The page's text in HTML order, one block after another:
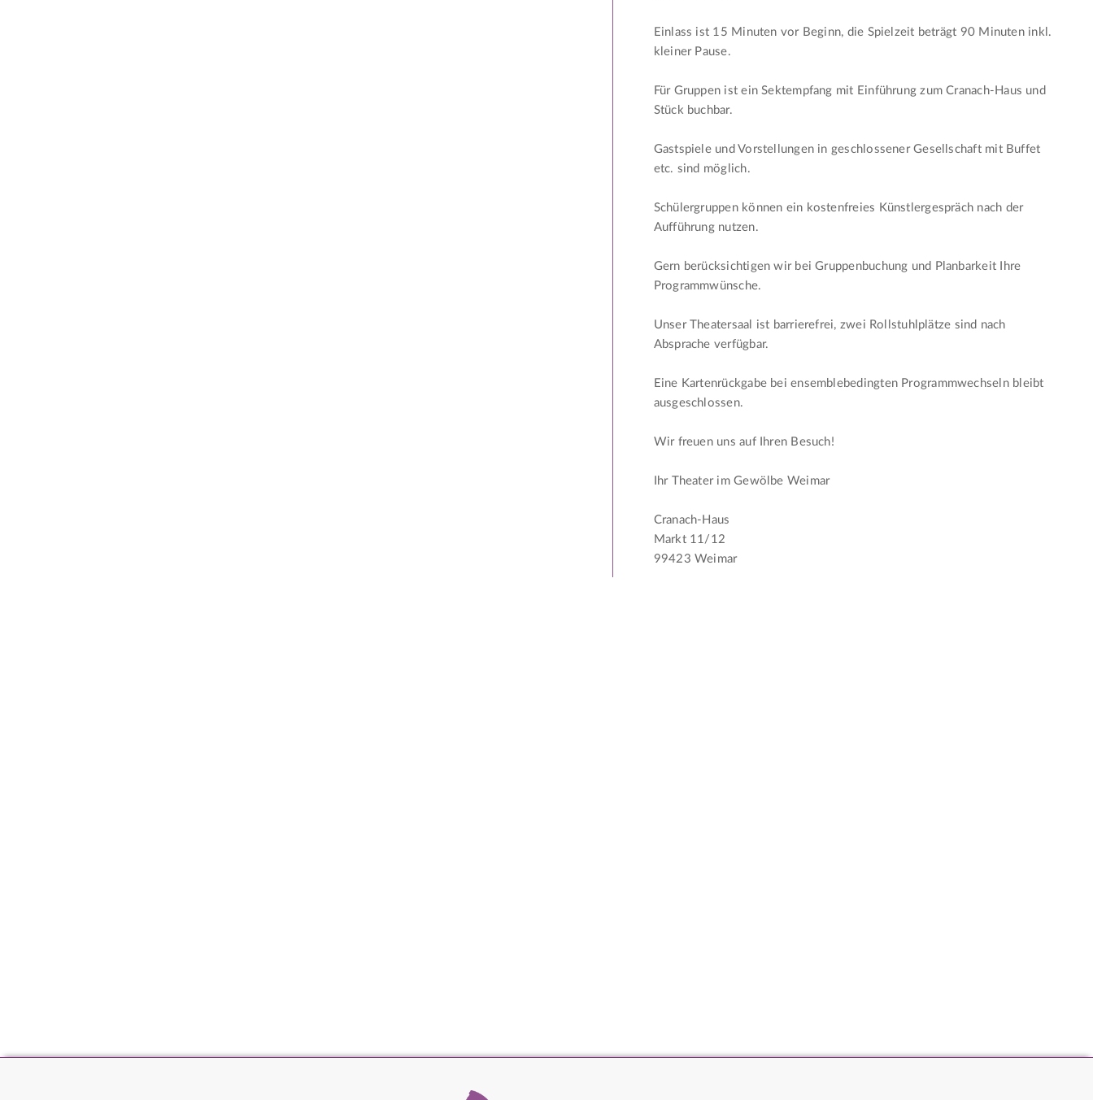
Einlass ist 15 Minuten vor Beginn, die Spielzeit beträgt 90 Minuten inkl.
kleiner Pause.
Für Gruppen ist ein Sektempfang mit Einführung zum Cranach-Haus und
Stück buchbar.
Gastspiele und Vorstellungen in geschlossener Gesellschaft mit Buffet
etc. sind möglich.
Schülergruppen können ein kostenfreies Künstlergespräch nach der
Aufführung nutzen.
Gern berücksichtigen wir bei Gruppenbuchung und Planbarkeit Ihre
Programmwünsche.
Unser Theatersaal ist barrierefrei, zwei Rollstuhlplätze sind nach
Absprache verfügbar.
Eine Kartenrückgabe bei ensemblebedingten Programmwechseln bleibt
ausgeschlossen.
Wir freuen uns auf Ihren Besuch!
Ihr Theater im Gewölbe Weimar
Cranach-Haus
Markt 11/12
99423 Weimar